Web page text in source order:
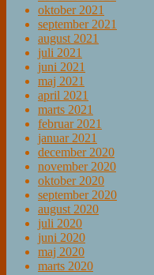
oktober 2021
september 2021
august 2021
juli 2021
juni 2021
maj 2021
april 2021
marts 2021
februar 2021
januar 2021
december 2020
november 2020
oktober 2020
september 2020
august 2020
juli 2020
juni 2020
maj 2020
marts 2020